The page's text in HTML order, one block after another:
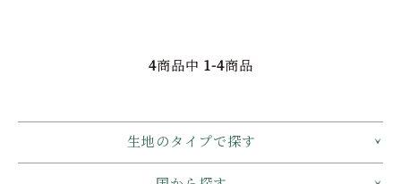
4商品中 1-4商品
生地のタイプで探す